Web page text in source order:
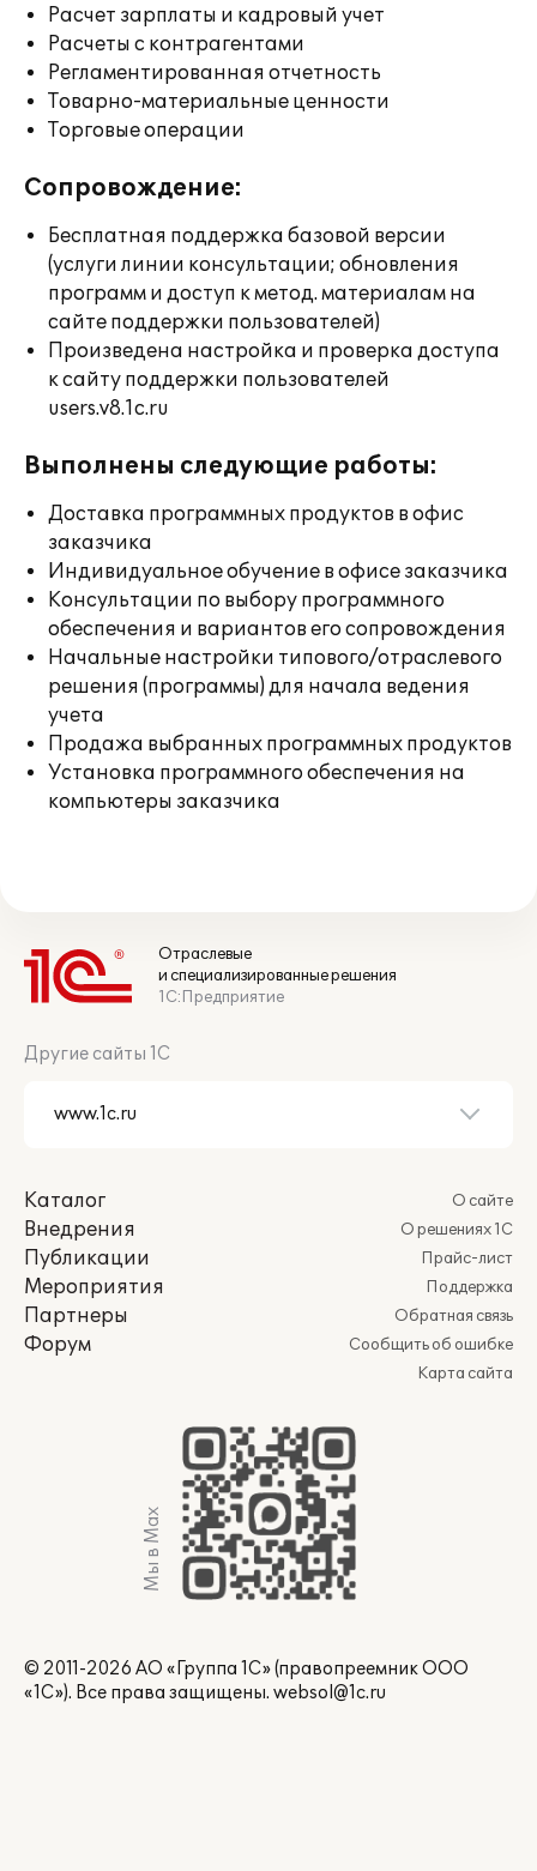
Расчет зарплаты и кадровый учет
Расчеты с контрагентами
Регламентированная отчетность
Товарно-материальные ценности
Торговые операции
Сопровождение:
Бесплатная поддержка базовой версии
(услуги линии консультации; обновления
программ и доступ к метод. материалам на
сайте поддержки пользователей)
Произведена настройка и проверка доступа
к сайту поддержки пользователей
users.v8.1c.ru
Выполнены следующие работы:
Доставка программных продуктов в офис
заказчика
Индивидуальное обучение в офисе заказчика
Консультации по выбору программного
обеспечения и вариантов его сопровождения
Начальные настройки типового/отраслевого
решения (программы) для начала ведения
учета
Продажа выбранных программных продуктов
Установка программного обеспечения на
компьютеры заказчика
Отраслевые
и специализированные решения
1С:Предприятие
Другие сайты 1С
Каталог
Внедрения
Публикации
Мероприятия
Партнеры
Форум
О сайте
О решениях 1С
Прайс-лист
Поддержка
Обратная связь
Сообщить об ошибке
Карта сайта
Мы в Max
© 2011-2026 АО «Группа 1С» (правопреемник ООО
«1С»). Все права защищены. websol@1c.ru